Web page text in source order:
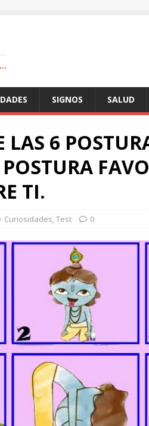
SIGNOS SALUD
LAS 6
TI.
Curiosidades,Test 0